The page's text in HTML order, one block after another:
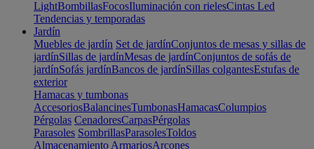
LightBombillasFocosIluminación con rielesCintas Led
Tendencias y temporadas
Jardín
Muebles de jardín Set de jardínConjuntos de mesas y sillas de
jardínSillas de jardínMesas de jardínConjuntos de sofás de
jardínSofás jardínBancos de jardínSillas colgantesEstufas de
exterior
Hamacas y tumbonas
AccesoriosBalancinesTumbonasHamacasColumpios
Pérgolas CenadoresCarpasPérgolas
Parasoles SombrillasParasolesToldos
Almacenamiento ArmariosArcones